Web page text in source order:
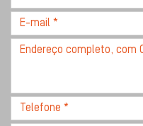
*
E-
mail
Endereço
CEP
Telefone
*